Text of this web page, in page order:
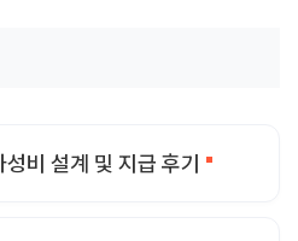
비 설계 및 지급 후기